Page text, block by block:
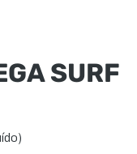
SURF